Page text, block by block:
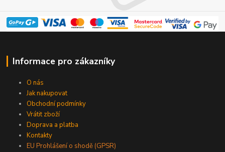
Informace pro zákazníky
O nás
Jak nakupovat
Obchodní podmínky
Vrátit zboží
Doprava a platba
Kontakty
EU Prohlášení o shodě (GPSR)